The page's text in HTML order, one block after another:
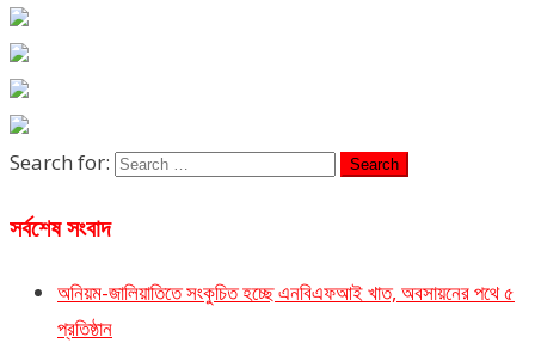
Search for:
সর্বশেষ সংবাদ
অনিয়ম-জালিয়াতিতে সংকুচিত হচ্ছে এনবিএফআই খাত, অবসায়নের পথে ৫
প্রতিষ্ঠান